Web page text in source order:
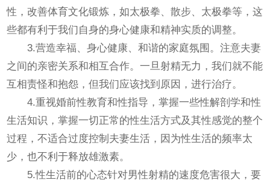
性，改善体育文化锻炼，如太极拳、散步、太极拳等，这
些都有利于我们自身的身心健康和精神实质的调整。
3.营造幸福、身心健康、和谐的家庭氛围。注意夫妻
之间的亲密关系和相互合作。一旦射精无力，我们就不能
互相责怪和抱怨，但我们应该找到原因，进行治疗。
4.重视婚前性教育和性指导，掌握一些性解剖学和性
生活知识，掌握一切正常的性生活方式及其性感觉的整个
过程，不适合过度控制夫妻生活，因为性生活的频率太
少，也不利于释放雄激素。
5.性生活前的心态针对男性射精的速度危害很大，要